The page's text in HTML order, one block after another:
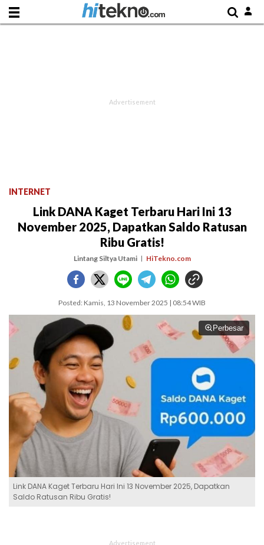
INTERNET
Link DANA Kaget Terbaru Hari Ini 13
November 2025, Dapatkan Saldo Ratusan
Ribu Gratis!
Lintang Siltya Utami HiTekno.com
Posted: Kamis, 13 November 2025 | 08:54 WIB
Perbesar
Link DANA Kaget Terbaru Hari Ini 13 November 2025, Dapatkan
Saldo Ratusan Ribu Gratis!